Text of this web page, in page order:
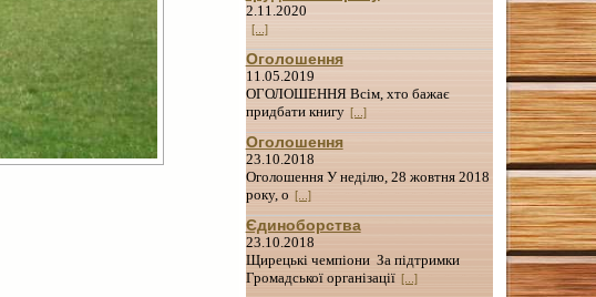
2.11.2020
[...]
Оголошення
11.05.2019
ОГОЛОШЕННЯ Всім, хто бажає
придбати книгу [...]
Оголошення
23.10.2018
Оголошення У неділю, 28 жовтня 2018
року, о [...]
Єдиноборства
23.10.2018
Щирецькі чемпіони За підтримки
Громадської організації [...]